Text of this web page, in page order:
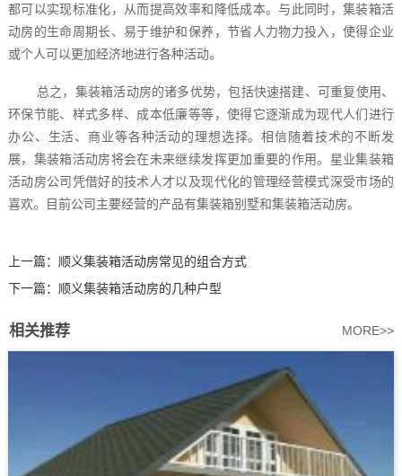
都可以实现标准化，从而提高效率和降低成本。与此同时，集装箱活
动房的生命周期长、易于维护和保养，节省人力物力投入，使得企业
或个人可以更加经济地进行各种活动。
总之，集装箱活动房的诸多优势，包括快速搭建、可重复使用、
环保节能、样式多样、成本低廉等等，使得它逐渐成为现代人们进行
办公、生活、商业等各种活动的理想选择。相信随着技术的不断发
展，集装箱活动房将会在未来继续发挥更加重要的作用。星业集装箱
活动房公司凭借好的技术人才以及现代化的管理经营模式深受市场的
喜欢。目前公司主要经营的产品有集装箱别墅和集装箱活动房。
上一篇： 顺义集装箱活动房‍常见的组合方式
下一篇： 顺义集装箱活动房‍的几种户型
相关推荐 MORE>>